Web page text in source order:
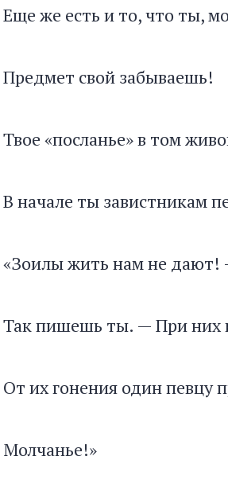
Еще же есть и то, что ты,
Предмет свой забываешь!
Твое «посланье» в том
В начале ты завистникам
«Зоилы жить нам не дают!
Так пишешь ты. — При них
От их гонения один певцу
Молчанье!»